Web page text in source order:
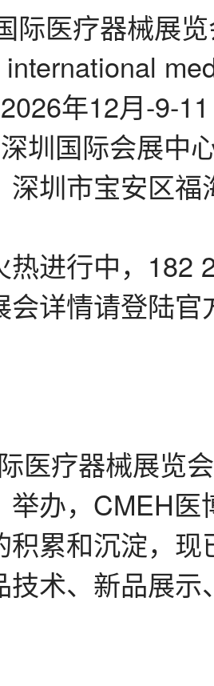
际医疗器械展
年12月-9-
圳国际会展中
深圳市宝安区
热进行中，182
会详情请登陆
医疗器械展览
举办，CMEH
积累和沉淀，
技术、新品展